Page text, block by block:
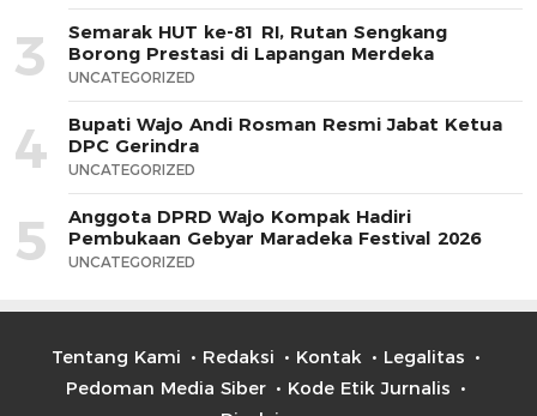
3
Semarak HUT ke-81 RI, Rutan Sengkang
Borong Prestasi di Lapangan Merdeka
UNCATEGORIZED
4
Bupati Wajo Andi Rosman Resmi Jabat Ketua
DPC Gerindra
UNCATEGORIZED
5
Anggota DPRD Wajo Kompak Hadiri
Pembukaan Gebyar Maradeka Festival 2026
UNCATEGORIZED
Tentang Kami Redaksi Kontak
Legalitas
Pedoman Media Siber
Kode Etik Jurnalis